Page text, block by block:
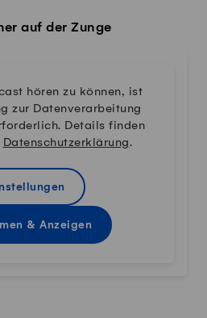
auf der Zunge
hören zu können, ist
zur Datenverarbeitung
Details finden
Datenschutzerklärung.
& Anzeigen